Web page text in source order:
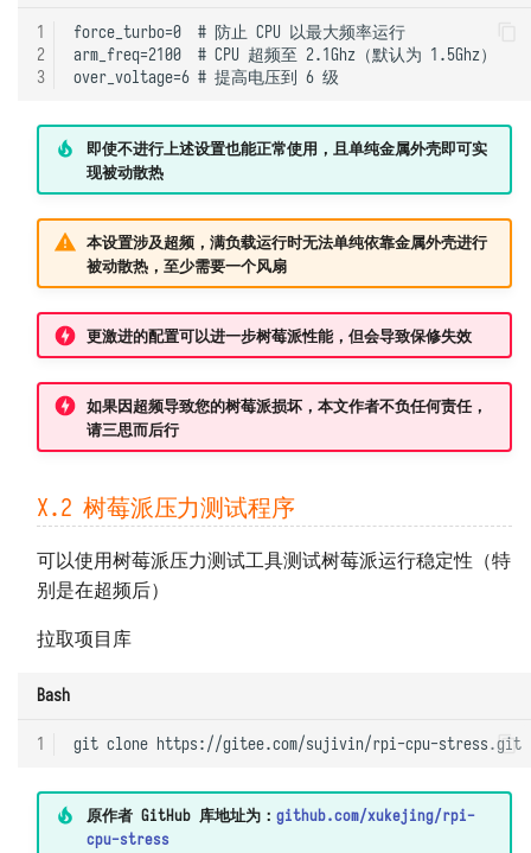
1
2
3
force_turbo=0  # 防止 CPU 以最大频率运行
arm_freq=2100  # CPU 超频至 2.1Ghz（默认为 1.5Ghz）
即使不进行上述设置也能正常使用，且单纯金属外壳即可实
现被动散热
本设置涉及超频，满负载运行时无法单纯依靠金属外壳进行
被动散热，至少需要一个风扇
更激进的配置可以进一步树莓派性能，但会导致保修失效
如果因超频导致您的树莓派损坏，本文作者不负任何责任，
请三思而后行
X.2 树莓派压力测试程序
可以使用树莓派压力测试工具测试树莓派运行稳定性（特
别是在超频后）
拉取项目库
Bash
1 git clone
原作者 GitHub 库地址为： github.com/xukejing/rpi-
cpu-stress